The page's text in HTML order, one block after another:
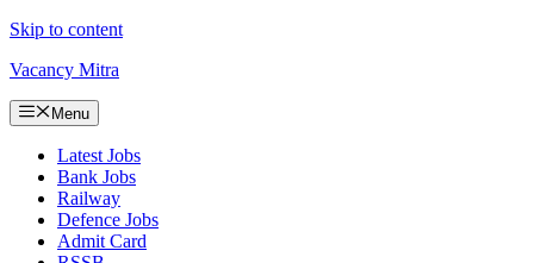
Skip to content
Vacancy Mitra
Menu
Latest Jobs
Bank Jobs
Railway
Defence Jobs
Admit Card